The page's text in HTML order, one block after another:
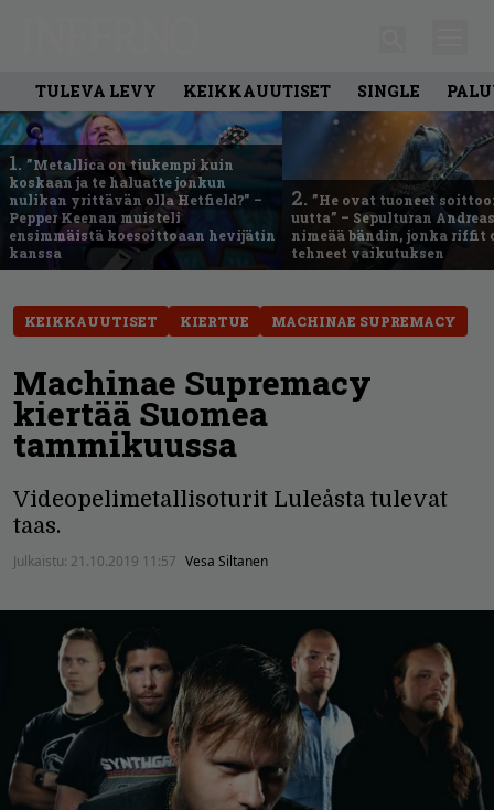
TULEVA LEVY KEIKKAUUTISET SINGLE
1. ”Metallica on tiukempi kuin
koskaan ja te haluatte jonkun
nulikan yrittävän olla Hetfield?” –
Pepper Keenan muisteli
ensimmäistä koesoittoaan hevijätin
kanssa
2. ”He ovat tuoneet
uutta” – Sepulturan
nimeää bändin, jonka riffit
tehneet vaikutuksen
KEIKKAUUTISET KIERTUE MACHINAE SUPREMACY
Machinae Supremacy
kiertää Suomea
tammikuussa
Videopelimetallisoturit Luleåsta tulevat
taas.
Julkaistu: 21.10.2019 11:57 Vesa Siltanen